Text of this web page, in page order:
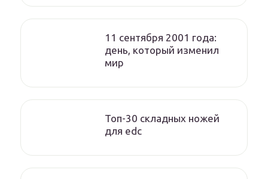
11 сентября 2001 года:
день, который изменил
мир
Топ-30 складных ножей
для edc